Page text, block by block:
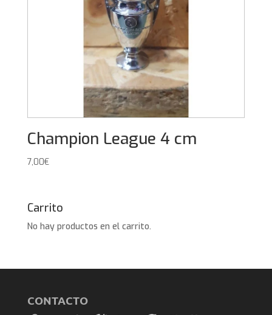
Champion League 4 cm
7,00€
Carrito
No hay productos en el carrito.
CONTACTO